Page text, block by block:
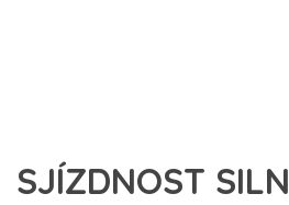
SJÍZDNOST